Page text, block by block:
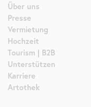
Über uns
Presse
Vermietung
Hochzeit
Tourism | B2B
Unterstützen
Karriere
Artothek